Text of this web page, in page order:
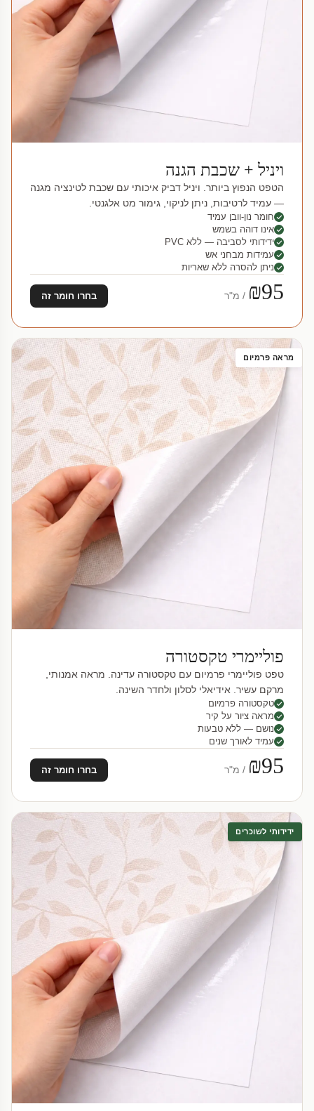
ויניל + שכבת הגנה
הטפט הנפוץ ביותר. ויניל דביק איכותי עם שכבת לטינציה מגנה
— עמיד לרטיבות, ניתן לניקוי, גימור מט אלגנטי.
חומר נון-וובן עמיד
אינו דוהה בשמש
ידידותי לסביבה — ללא PVC
עמידות מבחני אש
ניתן להסרה ללא שאריות
₪95 / מ"ר בחרו חומר זה
מראה פרמיום
פוליימרי טקסטורה
טפט פוליימרי פרמיום עם טקסטורה עדינה. מראה אמנותי,
מרקם עשיר. אידיאלי לסלון ולחדר השינה.
טקסטורה פרמיום
מראה ציור על קיר
נושם — ללא טבעות
עמיד לאורך שנים
₪95 / מ"ר בחרו חומר זה
ידידותי לשוכרים